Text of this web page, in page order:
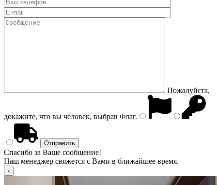
Пожалуйста,
докажите, что вы человек, выбрав Флаг.
Спасибо за Ваше сообщение!
Наш менеджер свяжется с Вами в ближайшее время.